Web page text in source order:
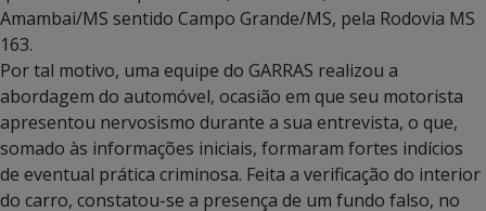
Amambai/MS sentido Campo Grande/MS, pela Rodovia MS
163.
Por tal motivo, uma equipe do GARRAS realizou a
abordagem do automóvel, ocasião em que seu motorista
apresentou nervosismo durante a sua entrevista, o que,
somado às informações iniciais, formaram fortes indícios
de eventual prática criminosa. Feita a verificação do interior
do carro, constatou-se a presença de um fundo falso, no